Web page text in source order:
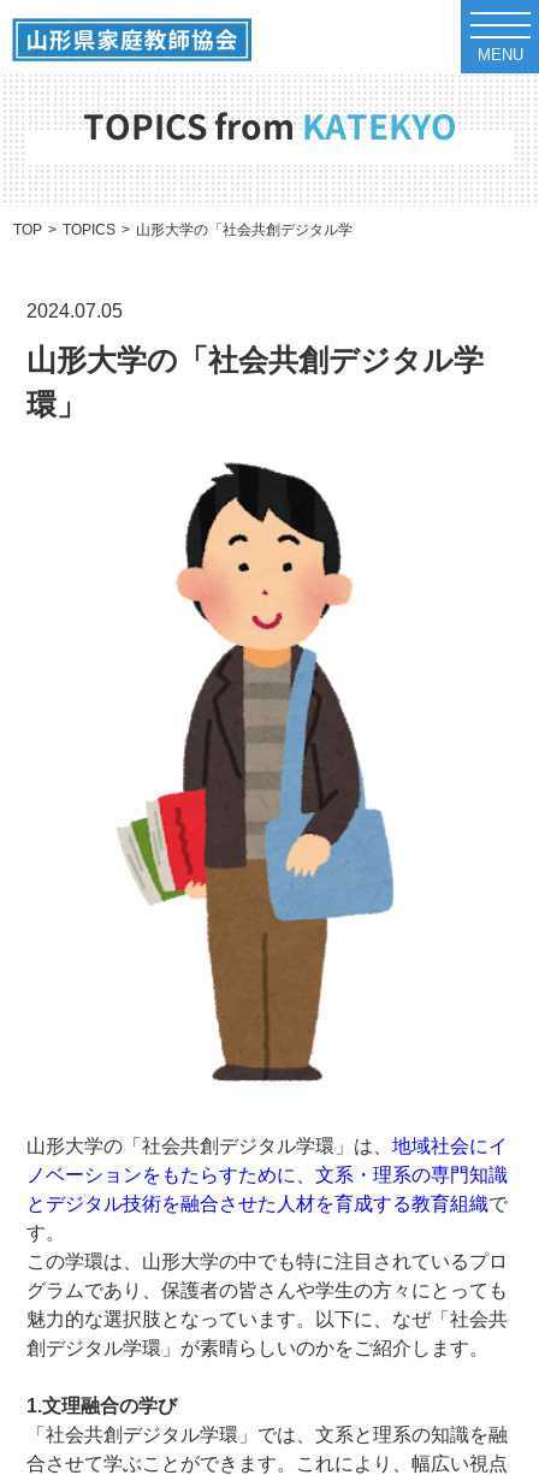
t
o
g
g
l
e
n
v
i
g
MENU
TOPICS fromKATEKYO
TOP TOPICS 山形大学の「社会共創デジタル学環」
2024.07.05
山形大学の「社会共創デジタル学
環」
山形大学の「社会共創デジタル学環」は、地域社会にイ
ノベーションをもたらすために、文系・理系の専門知識
とデジタル技術を融合させた人材を育成する教育組織で
す。
この学環は、山形大学の中でも特に注目されているプロ
グラムであり、保護者の皆さんや学生の方々にとっても
魅力的な選択肢となっています。以下に、なぜ「社会共
創デジタル学環」が素晴らしいのかをご紹介します。
1.文理融合の学び
「社会共創デジタル学環」では、文系と理系の知識を融
合させて学ぶことができます。これにより、幅広い視点